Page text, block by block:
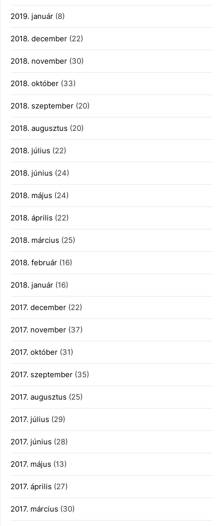
2019. január (8)
2018. december (22)
2018. november (30)
2018. október (33)
2018. szeptember (20)
2018. augusztus (20)
2018. július (22)
2018. június (24)
2018. május (24)
2018. április (22)
2018. március (25)
2018. február (16)
2018. január (16)
2017. december (22)
2017. november (37)
2017. október (31)
2017. szeptember (35)
2017. augusztus (25)
2017. július (29)
2017. június (28)
2017. május (13)
2017. április (27)
2017. március (30)